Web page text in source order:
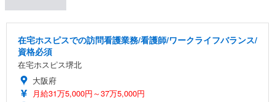
在宅ホスピスでの訪問看護業務/看護師/ワークライフバランス/
資格必須
在宅ホスピス堺北
大阪府
月給31万5,000円～37万5,000円